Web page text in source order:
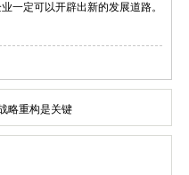
一定可以开辟出新的发展道路。
略重构是关键